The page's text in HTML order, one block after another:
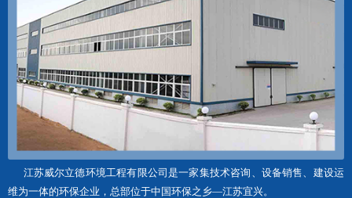
江苏威尔立德环境工程有限公司是一家集技术咨询、设备销售、建设运
维为一体的环保企业，总部位于中国环保之乡—江苏宜兴。